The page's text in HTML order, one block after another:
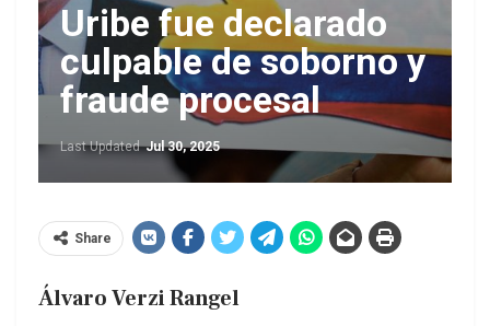
Uribe fue declarado
culpable de soborno y
fraude procesal
Last UpdatedJul 30, 2025
Share
Álvaro Verzi Rangel